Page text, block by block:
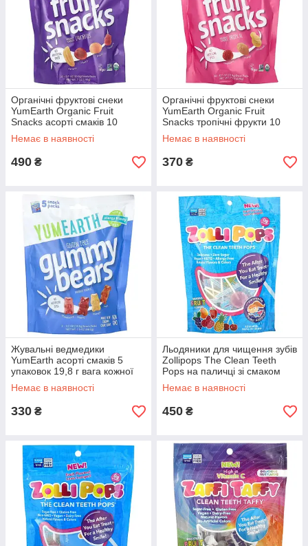
Органічні фруктові снеки
YumEarth Organic Fruit
Snacks асорті смаків 10
пакетів 19,8 г кожен
Немає в наявності
490 ₴
Органічні фруктові снеки
YumEarth Organic Fruit
Snacks тропічні фрукти 10
упаковок 17,6 г у кожній
Немає в наявності
370 ₴
Жувальні ведмедики
YumEarth асорті смаків 5
упаковок 19,8 г вага кожної
Немає в наявності
330 ₴
Льодяники для чищення зубів
Zollipops The Clean Teeth
Pops на паличці зі смаком
фруктів ягід 23-25 шт.
Немає в наявності
450 ₴